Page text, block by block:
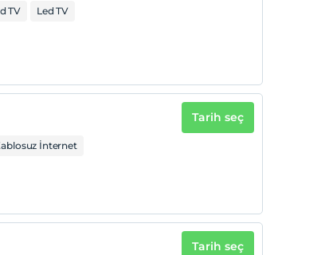
TV
Led TV
İnternet
Tarih seç
Tarih seç